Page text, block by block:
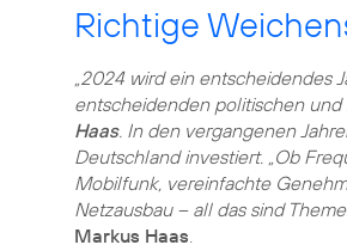
Richtige
„2024 wird ein entscheidendes
entscheidenden politischen und
Haas. In den vergangenen
Deutschland investiert. „Ob
Mobilfunk, vereinfachte
Netzausbau – all das sind
Markus Haas